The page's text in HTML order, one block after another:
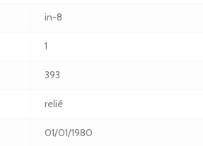
in-8
1
393
relié
01/01/1980